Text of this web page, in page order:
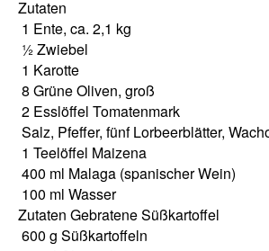
Zuta­ten
1 Ente, ca. 2,1 kg
½Zwie­bel
1 Karot­te
8 Grü­ne Oli­ven, groß
2 Ess­löf­fel Toma­ten­mark
Salz, Pfef­fer, fünf Lor­beer­blät­ter,
1 Tee­löf­fel Mai­ze­na
400 ml Mala­ga (spa­ni­scher Wein)
100 ml Was­ser
Zuta­ten Gebra­te­ne Süßkartoffel
600 g Süß­kar­tof­feln